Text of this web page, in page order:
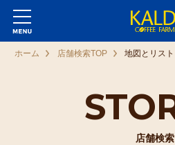
店舗検索
ホーム 店舗検索TOP 地図とリスト